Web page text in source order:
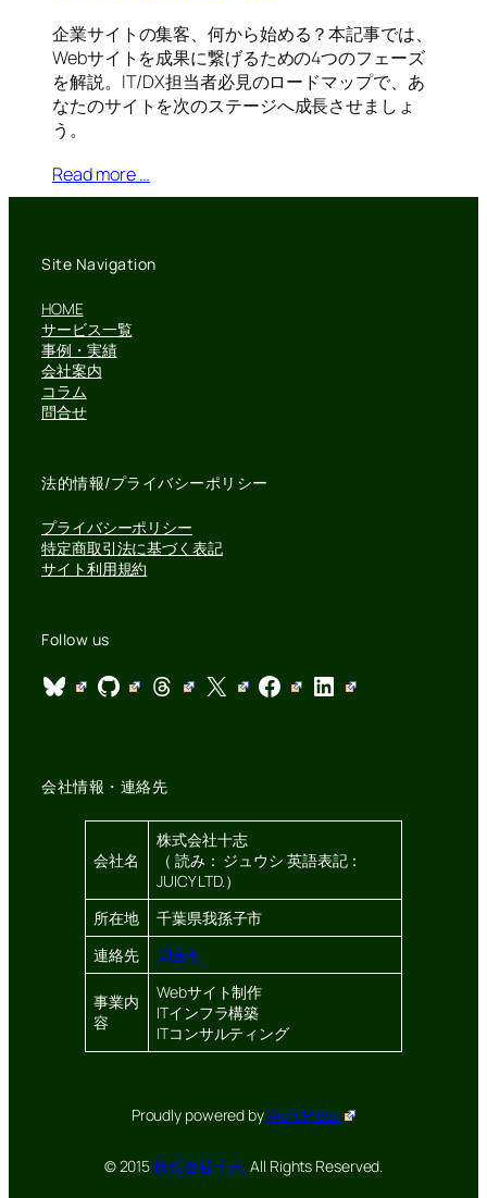
企業サイトの集客、何から始める？本記事では、
Webサイトを成果に繋げるための4つのフェーズ
を解説。IT/DX担当者必見のロードマップで、あ
なたのサイトを次のステージへ成長させましょ
う。
Read more …
Site Navigation
HOME
サービス一覧
事例・実績
会社案内
コラム
問合せ
法的情報/プライバシーポリシー
プライバシーポリシー
特定商取引法に基づく表記
サイト利用規約
Follow us
Bluesky GitHub Threads X Facebook LinkedIn
会社情報・連絡先
会社名
株式会社十志
（ 読み： ジュウシ 英語表記：
JUICY LTD.）
所在地
千葉県我孫子市
連絡先
問合せ
事業内
容
Webサイト制作
ITインフラ構築
ITコンサルティング
Proudly powered byWordPress
© 2015株式会社十志. All Rights Reserved.